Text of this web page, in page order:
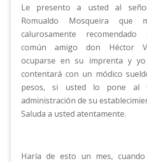
Le presento a usted al
Romualdo Mosqueira que
calurosamente
común amigo don Héctor
ocuparse en su imprenta y
contentará con un módico
pesos, si usted lo pone al
administración de su
Saluda a usted atentamente.
Haría de esto un mes,